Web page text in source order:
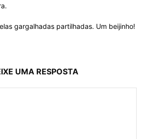
gargalhadas partilhadas. Um beijinho!
UMA RESPOSTA